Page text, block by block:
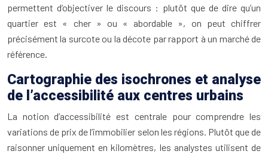
permettent d’objectiver le discours : plutôt que de dire qu’un
quartier est « cher » ou « abordable », on peut chiffrer
précisément la surcote ou la décote par rapport à un marché de
référence.
Cartographie des isochrones et analyse
de l’accessibilité aux centres urbains
La notion d’accessibilité est centrale pour comprendre les
variations de prix de l’immobilier selon les régions. Plutôt que de
raisonner uniquement en kilomètres, les analystes utilisent de